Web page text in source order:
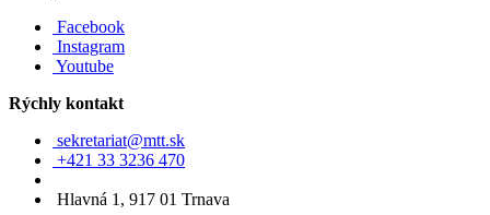
Facebook
Instagram
Youtube
Rýchly kontakt
sekretariat@mtt.sk
+421 33 3236 470
Hlavná 1, 917 01 Trnava